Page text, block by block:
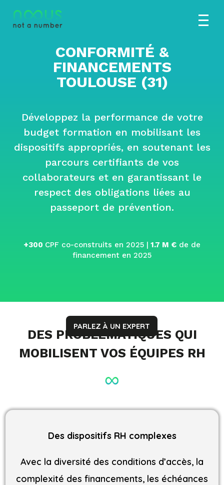
CONFORMITÉ &
FINANCEMENTS
TOULOUSE (31)
Développez la performance de votre
budget formation en mobilisant les
dispositifs appropriés, en soutenant les
parcours certifiants de vos
collaborateurs et en garantissant le
respect des obligations liées au
passeport de prévention.
+300 CPF co-construits en 2025 | 1.7 M €de de
financement en 2025
PARLEZ À UN EXPERT
DES PROBLÉMATIQUES QUI
MOBILISENT VOS ÉQUIPES RH
Des dispositifs RH complexes
Avec la diversité des conditions d’accès, la
complexité des financements, les échéances